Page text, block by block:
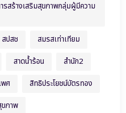
รสร้างเสริมสุขภาพกลุ่มผู้มีความ
สปสช
สมรสเท่าเทียม
สาดน้ำร้อน
สำนัก2
พศ
สิทธิประโยชน์บัตรทอง
ภาพ